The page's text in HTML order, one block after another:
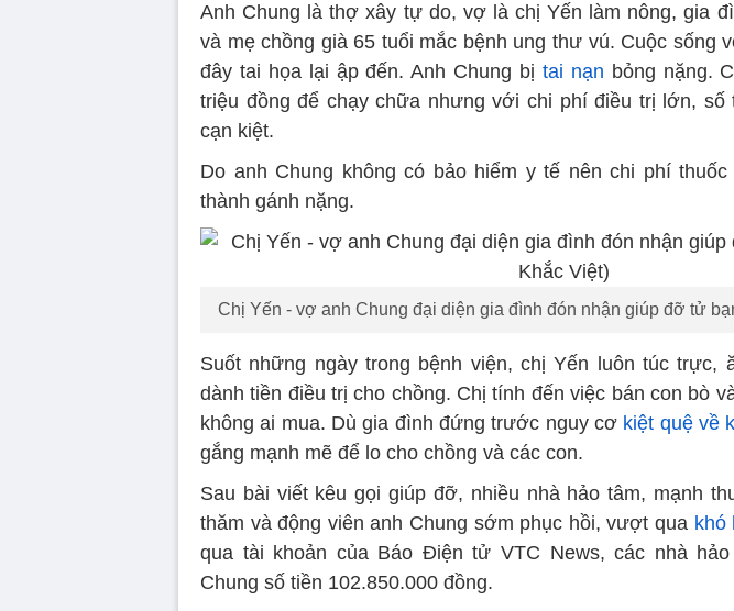
Anh Chung là thợ xây tự do, vợ là chị Yến làm nông, gia
và mẹ chồng già 65 tuổi mắc bệnh ung thư vú. Cuộc sống
đây tai họa lại ập đến. Anh Chung bị tai nạn bỏng nặng.
triệu đồng để chạy chữa nhưng với chi phí điều trị lớn, số
cạn kiệt.
Do anh Chung không có bảo hiểm y tế nên chi phí
thành gánh nặng.
Chị Yến - vợ anh Chung đại diện gia đình đón nhận giúp đỡ tử
Suốt những ngày trong bệnh viện, chị Yến luôn túc trực,
dành tiền điều trị cho chồng. Chị tính đến việc bán con bò
không ai mua. Dù gia đình đứng trước nguy cơ kiệt quệ về
gắng mạnh mẽ để lo cho chồng và các con.
Sau bài viết kêu gọi giúp đỡ, nhiều nhà hảo tâm, mạnh
thăm và động viên anh Chung sớm phục hồi, vượt qua khó
qua tài khoản của Báo Điện tử VTC News, các nhà
Chung số tiền 102.850.000 đồng.